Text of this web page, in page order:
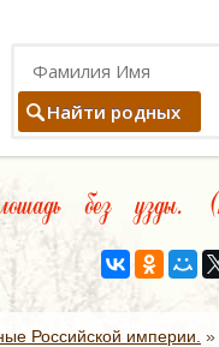
Найти родных
без узды.
Российской империи. »